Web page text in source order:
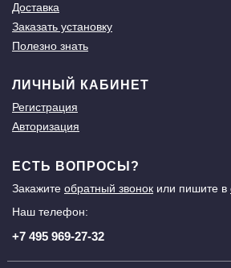
Доставка
Заказать установку
Полезно знать
ЛИЧНЫЙ КАБИНЕТ
Регистрация
Авторизация
ЕСТЬ ВОПРОСЫ?
Закажите обратный звонок или пишите в
Наш телефон:
+7 495 969-27-32